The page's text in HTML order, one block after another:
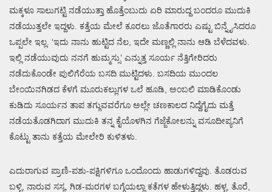
ಮಕ್ಕಳೂ ಸಾಲುಗಟ್ಟಿ ನಡೆಯುತ್ತಾ ಹೊತ್ತೆಂಬುದು ಏರಿ ಮಾರುದ್ದ ಬಂದರೂ ಮುದುಕಿ
ನಡೆಯುತ್ತಲೇ ಇದ್ದಳು. ಕತ್ತೆಯ ಮೇಲೆ ಕೂರಲು ಜೊತೆಗಾರರು ಎಷ್ಟು ಬಿನ್ನೈಸಿದರೂ
ಒಪ್ಪಲೇ ಇಲ್ಲ. ‘ಇದು ನಾನು ಹುಟ್ಟಿದ ನೆಲ, ಇದೇ ಮಣ್ಣಲ್ಲಿ ನಾನು ಆಡಿ ಬೆಳೆದವಳು.
ಇಲ್ಲಿ ನಡೆಯುವುದು ನನಗೆ ಹುಮ್ಮಸ್ಸು’ ಎನ್ನುತ್ತ ಸೂರ್ಯ ನೆತ್ತಿಗೇರಿದರು
ನಡೆದುಕೊಂಡೇ ಪುಲಿಗೆರೆಯ ಬಸದಿ ಮುಟ್ಟಿದಳು. ಬಸದಿಯ ಮುಂದಲ
ಬೇಂಯಿನಗಿಡದ ಕೆಳಗೆ ಮೂರುಕಲ್ಲುಗಳ ಒಲೆ ಹೂಡಿ, ಅಂಬಲಿ ಮಾಡಿಕೊಂಡು
ಕುಡಿದು ಸೂರ್ಯನ ತಾಪ ತಗ್ಗುವವರೆಗೂ ಅಲ್ಲೇ ಚಣಕಾಲದ ನಿದ್ದೆಗೈದು ಮತ್ತೆ
ನಡೆಯತೊಡಗಿದಾಗ ಮುದುಕಿ ತನ್ನ ಕೈಯೊಳಗಿನ ಗೆಜ್ಜೆಕೋಲನ್ನು ವಸೂದೀಪ್ಯನಿಗೆ
ಕೊಟ್ಟು ತಾನು ಕತ್ತೆಯ ಮೇಲೇರಿ ಕುಳಿತಳು.
ಎದುರಾಗುವ ಪ್ರಾಣಿ-ಪಶು-ಪಕ್ಷಿಗಳಿಗೂ ಒಂದೊಂದು ಹಾಡುಗಳಿದ್ದವು. ತೊಡರುವ
ಬಳ್ಳಿ, ನಾರುವ ಸಸ್ಯ, ಗಿಡ-ಮರಗಳ ಬಗ್ಗೆಯಲ್ಲಾ ಕತೆಗಳ ಹೇಳುತ್ತಿದ್ದಳು. ಹಳ್ಳ, ತೊರೆ,